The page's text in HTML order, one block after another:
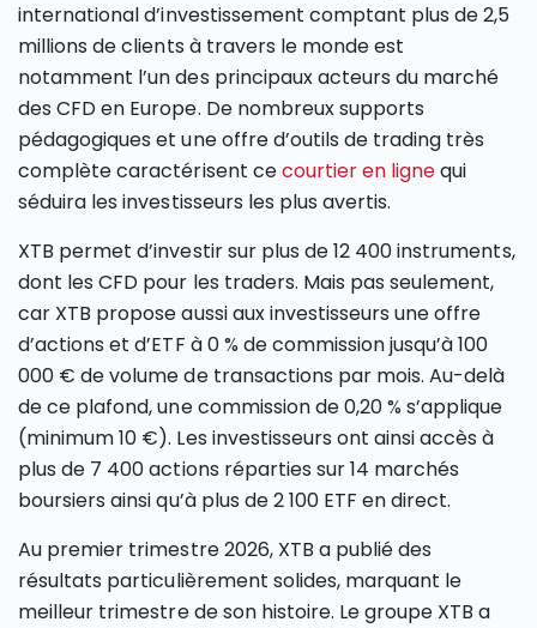
international d’investissement comptant plus de 2,5
millions de clients à travers le monde est
notamment l’un des principaux acteurs du marché
des CFD en Europe. De nombreux supports
pédagogiques et une offre d’outils de trading très
complète caractérisent cecourtier en lignequi
séduira les investisseurs les plus avertis.
XTB permet d’investir sur plus de 12 400 instruments,
dont les CFD pour les traders. Mais pas seulement,
car XTB propose aussi aux investisseurs une offre
d’actions et d’ETF à 0 % de commission jusqu’à 100
000 € de volume de transactions par mois. Au-delà
de ce plafond, une commission de 0,20 % s’applique
(minimum 10 €). Les investisseurs ont ainsi accès à
plus de 7 400 actions réparties sur 14 marchés
boursiers ainsi qu’à plus de 2 100 ETF en direct.
Au premier trimestre 2026, XTB a publié des
résultats particulièrement solides, marquant le
meilleur trimestre de son histoire. Le groupe XTB a